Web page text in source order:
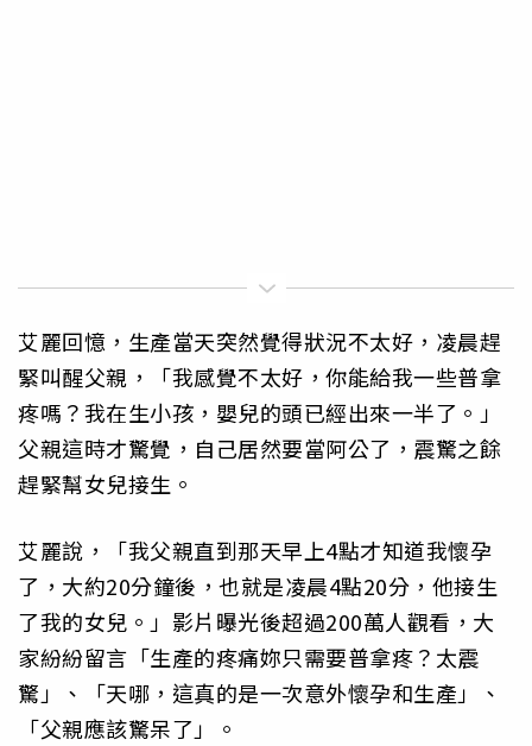
艾麗回憶，生產當天突然覺得狀況不太好，凌晨趕
緊叫醒父親，「我感覺不太好，你能給我一些普拿
疼嗎？我在生小孩，嬰兒的頭已經出來一半了。」
父親這時才驚覺，自己居然要當阿公了，震驚之餘
趕緊幫女兒接生。
艾麗說，「我父親直到那天早上4點才知道我懷孕
了，大約20分鐘後，也就是凌晨4點20分，他接生
了我的女兒。」影片曝光後超過200萬人觀看，大
家紛紛留言「生產的疼痛妳只需要普拿疼？太震
驚」、「天哪，這真的是一次意外懷孕和生產」、
「父親應該驚呆了」。